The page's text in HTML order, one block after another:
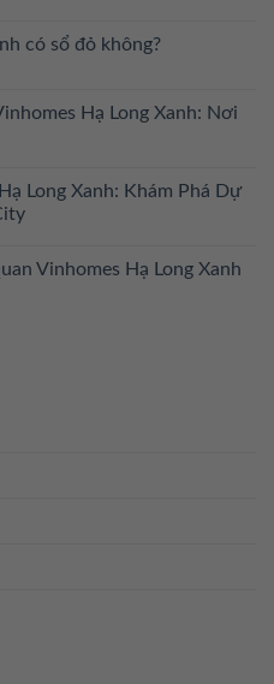
có sổ đỏ không?
Hạ Long Xanh: Nơi
Long Xanh: Khám Phá Dự
Vinhomes Hạ Long Xanh